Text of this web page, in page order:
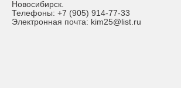
Новосибирск.
Телефоны: +7 (905) 914-77-33
Электронная почта: kim25@list.ru